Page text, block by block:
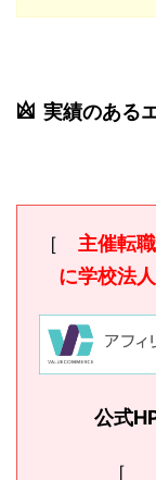
実績のある
［主催転
に学校法人
公式
［